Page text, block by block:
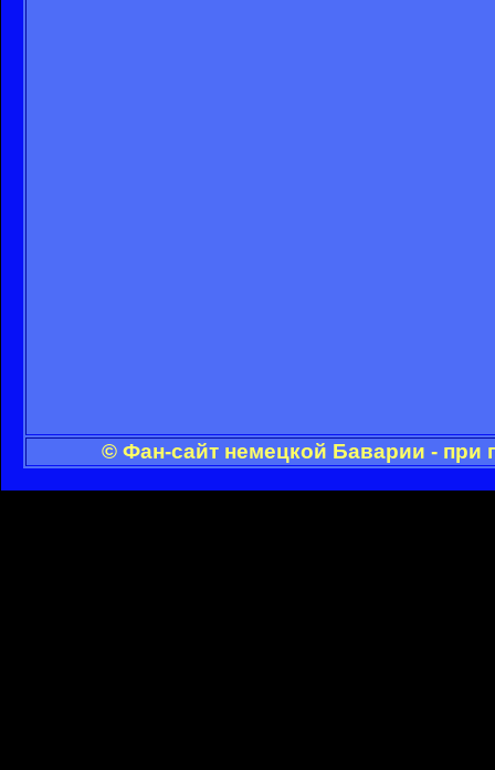
© Фан-сайт немецкой Баварии - при